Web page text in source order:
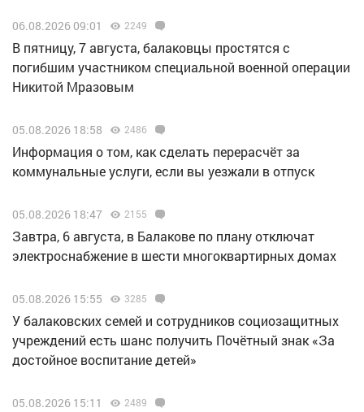
06.08.2026 09:01 2249
В пятницу, 7 августа, балаковцы простятся с
погибшим участником специальной военной операции
Никитой Мразовым
05.08.2026 18:58 2486
Информация о том, как сделать перерасчёт за
коммунальные услуги, если вы уезжали в отпуск
05.08.2026 18:47 2155
Завтра, 6 августа, в Балакове по плану отключат
электроснабжение в шести многоквартирных домах
05.08.2026 15:55 3285
У балаковских семей и сотрудников социозащитных
учреждений есть шанс получить Почётный знак «За
достойное воспитание детей»
05.08.2026 15:11 2489